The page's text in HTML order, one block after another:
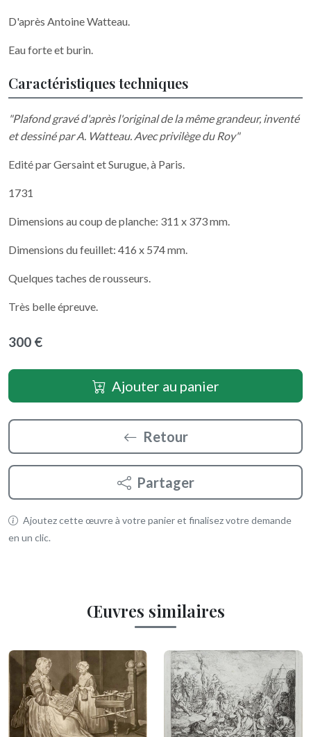
D'après Antoine Watteau.
Eau forte et burin.
Caractéristiques techniques
"Plafond gravé d'après l'original de la même grandeur, inventé
et dessiné par A. Watteau. Avec privilège du Roy"
Edité par Gersaint et Surugue, à Paris.
1731
Dimensions au coup de planche: 311 x 373 mm.
Dimensions du feuillet: 416 x 574 mm.
Quelques taches de rousseurs.
Très belle épreuve.
300 €
Ajouter au panier
Retour
Partager
Ajoutez cette œuvre à votre panier et finalisez votre demande
en un clic.
Œuvres similaires